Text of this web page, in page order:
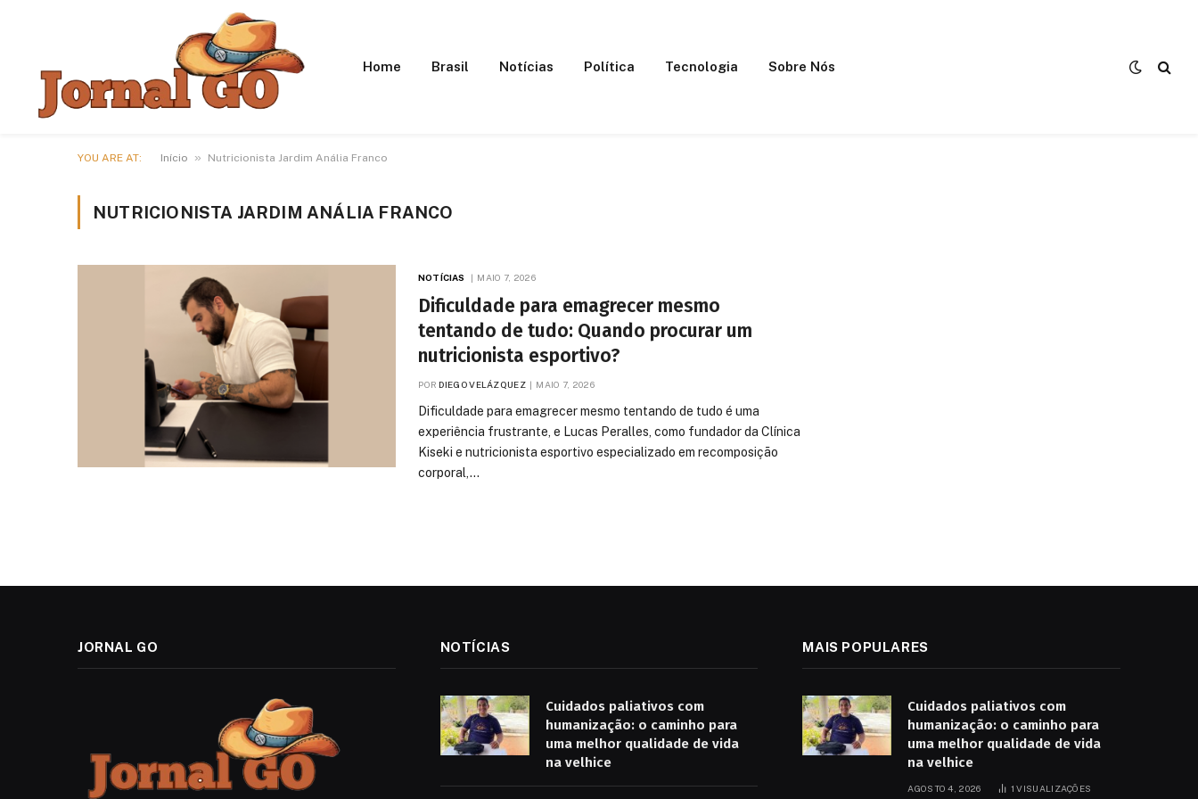
Home Brasil Notícias Política Tecnologia Sobre Nós
YOU ARE AT: Início » Nutricionista Jardim Anália Franco
NUTRICIONISTA JARDIM ANÁLIA FRANCO
NOTÍCIAS MAIO 7, 2026
Dificuldade para emagrecer mesmo
tentando de tudo: Quando procurar um
nutricionista esportivo?
POR DIEGO VELÁZQUEZ MAIO 7, 2026
Dificuldade para emagrecer mesmo tentando de tudo é uma
experiência frustrante, e Lucas Peralles, como fundador da Clínica
Kiseki e nutricionista esportivo especializado em recomposição
corporal,…
JORNAL GO NOTÍCIAS
Cuidados paliativos com
humanização: o caminho para
uma melhor qualidade de vida
na velhice
MAIS POPULARES
Cuidados paliativos com
humanização: o caminho para
uma melhor qualidade de vida
na velhice
AGOSTO 4, 2026 1VISUALIZAÇÕES